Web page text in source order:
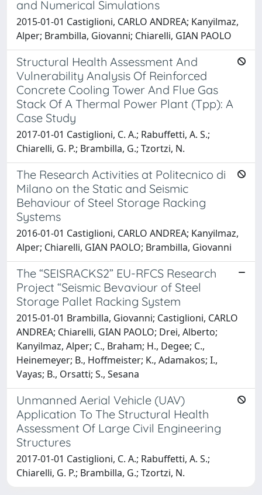
and Numerical Simulations
2015-01-01 Castiglioni, CARLO ANDREA; Kanyilmaz,
Alper; Brambilla, Giovanni; Chiarelli, GIAN PAOLO
Structural Health Assessment And
Vulnerability Analysis Of Reinforced
Concrete Cooling Tower And Flue Gas
Stack Of A Thermal Power Plant (Tpp): A
Case Study
2017-01-01 Castiglioni, C. A.; Rabuffetti, A. S.;
Chiarelli, G. P.; Brambilla, G.; Tzortzi, N.
The Research Activities at Politecnico di
Milano on the Static and Seismic
Behaviour of Steel Storage Racking
Systems
2016-01-01 Castiglioni, CARLO ANDREA; Kanyilmaz,
Alper; Chiarelli, GIAN PAOLO; Brambilla, Giovanni
The “SEISRACKS2” EU-RFCS Research
Project “Seismic Bevaviour of Steel
Storage Pallet Racking System
2015-01-01 Brambilla, Giovanni; Castiglioni, CARLO
ANDREA; Chiarelli, GIAN PAOLO; Drei, Alberto;
Kanyilmaz, Alper; C., Braham; H., Degee; C.,
Heinemeyer; B., Hoffmeister; K., Adamakos; I.,
Vayas; B., Orsatti; S., Sesana
Unmanned Aerial Vehicle (UAV)
Application To The Structural Health
Assessment Of Large Civil Engineering
Structures
2017-01-01 Castiglioni, C. A.; Rabuffetti, A. S.;
Chiarelli, G. P.; Brambilla, G.; Tzortzi, N.